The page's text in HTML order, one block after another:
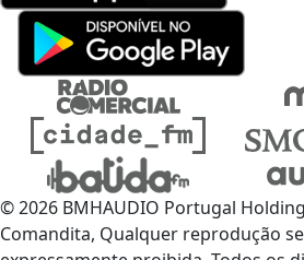
© 2026 BMHAUDIO Portugal
Comandita, Qualquer reprodução